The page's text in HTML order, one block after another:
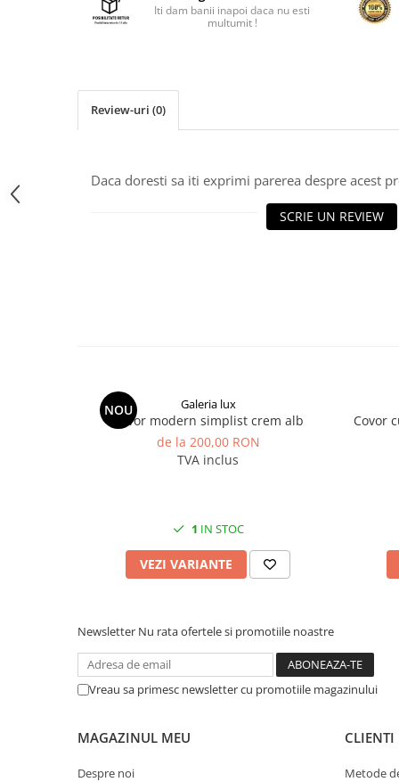
Iti dam banii inapoi daca nu esti
multumit !
Review-uri (0)
Daca doresti sa iti exprimi parerea despre acest
SCRIE UN REVIEW
NOU Galeria lux
Covor modern simplist crem alb
de la 200,00 RON
TVA inclus
1 IN STOC
VEZI VARIANTE
Covor
Newsletter Nu rata ofertele si promotiile noastre
Vreau sa primesc newsletter cu promotiile magazinului
MAGAZINUL MEU
Despre noi
CLIENTI
Metode